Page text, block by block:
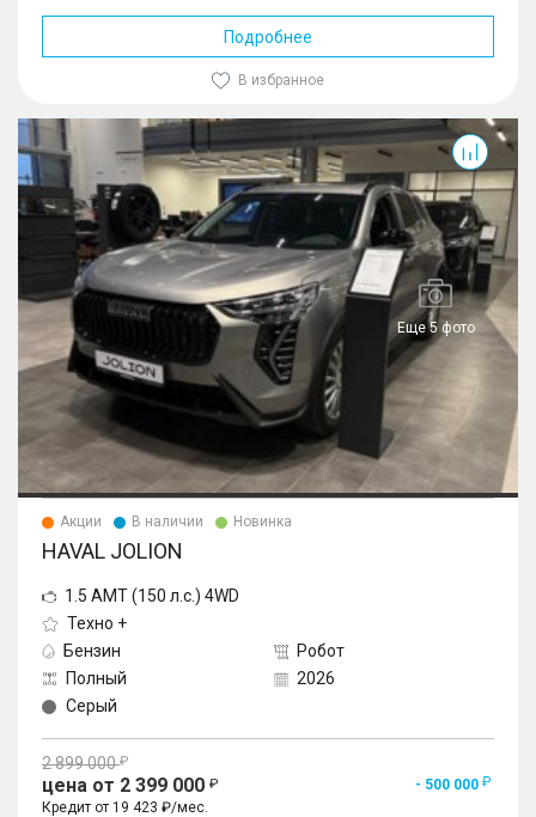
Подробнее
В избранное
Еще 5 фото
Jolion
Акции В наличии Новинка
HAVAL JOLION
1.5 AMT (150 л.с.) 4WD
Техно +
Бензин
Робот
Полный
2026
Серый
2 899 000
цена от 2 399 000
- 500 000
Кредит от 19 423 ₽/мес.